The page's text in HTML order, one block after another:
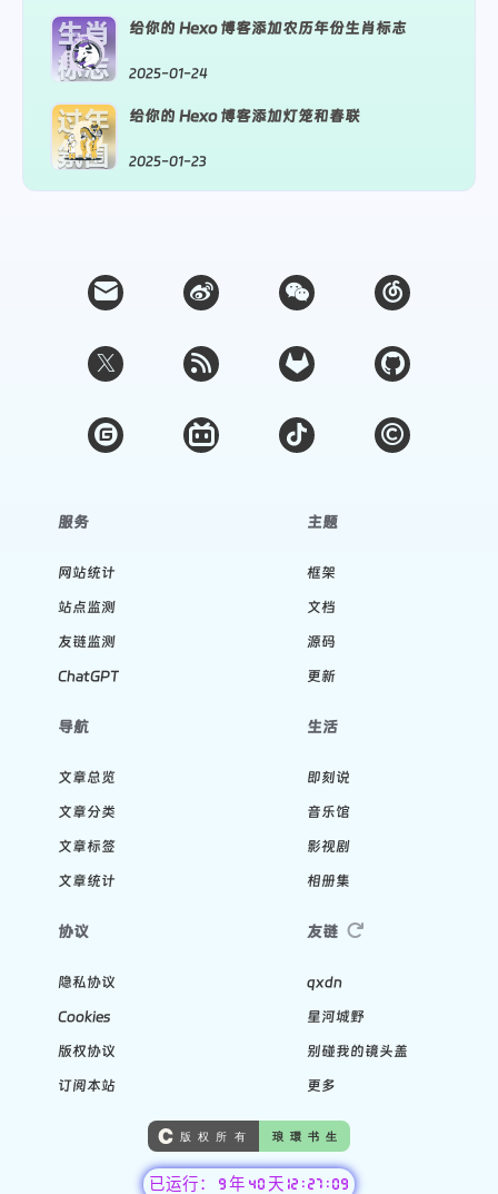
生肖
标志
给你的 Hexo 博客添加农历年份生肖标志
2025-01-24
过年
氛围
给你的 Hexo 博客添加灯笼和春联
2025-01-23
服务
网站统计
站点监测
友链监测
ChatGPT
主题
框架
文档
源码
更新
导航
文章总览
文章分类
文章标签
文章统计
生活
即刻说
音乐馆
影视剧
相册集
协议
隐私协议
Cookies
版权协议
订阅本站
友链
qxdn
星河城野
别碰我的镜头盖
更多
已运行： 9 年 40 天 12 : 27 : 11